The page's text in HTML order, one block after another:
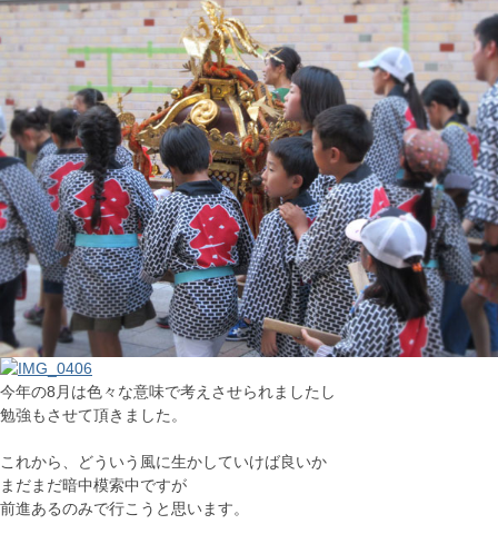
今年の8月は色々な意味で考えさせられましたし
勉強もさせて頂きました。
これから、どういう風に生かしていけば良いか
まだまだ暗中模索中ですが
前進あるのみで行こうと思います。